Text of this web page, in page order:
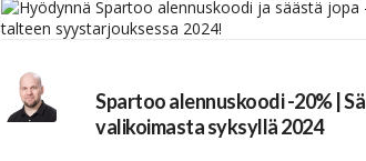
Spartoo alennuskoodi -20% |
valikoimasta syksyllä 2024